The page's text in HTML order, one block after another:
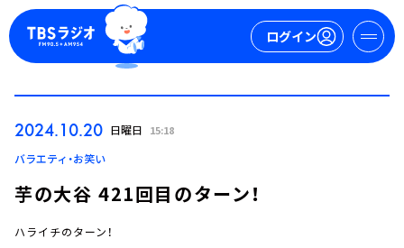
ログイン
ログイン
2024.10.20 日曜日 15:18
バラエティ・お笑い
芋の大谷 421回目のターン！
ハライチのターン！